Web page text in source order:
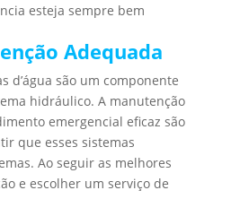
esteja sempre bem
Adequada
d’água são um componente
hidráulico. A manutenção
emergencial eficaz são
que esses sistemas
Ao seguir as melhores
e escolher um serviço de